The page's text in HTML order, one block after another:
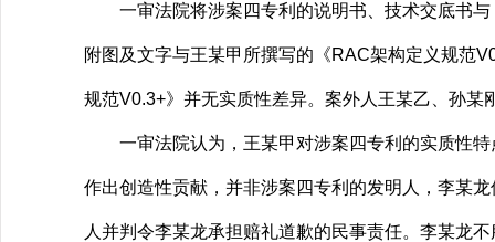
一审法院将涉案四专利的说明书、技术交底书与
附图及文字与王某甲所撰写的《RAC架构定义规范
规范V0.3+》并无实质性差异。案外人王某乙、孙
一审法院认为，王某甲对涉案四专利的实质性特
作出创造性贡献，并非涉案四专利的发明人，李某
人并判令李某龙承担赔礼道歉的民事责任。李某龙